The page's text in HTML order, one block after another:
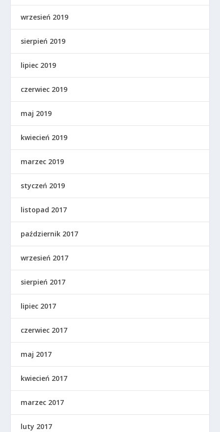
wrzesień 2019
sierpień 2019
lipiec 2019
czerwiec 2019
maj 2019
kwiecień 2019
marzec 2019
styczeń 2019
listopad 2017
październik 2017
wrzesień 2017
sierpień 2017
lipiec 2017
czerwiec 2017
maj 2017
kwiecień 2017
marzec 2017
luty 2017